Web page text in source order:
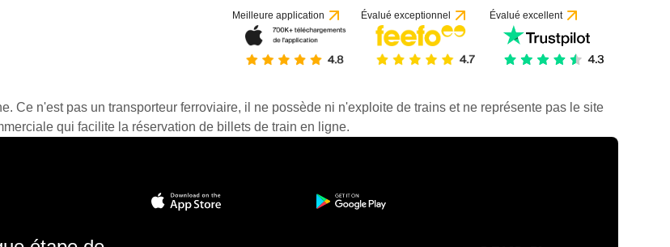
Meilleure application Évalué exceptionnel Évalué excellent
Ce n'est pas un transporteur ferroviaire, il ne possède ni n'exploite de trains et ne représente pas le site
qui facilite la réservation de billets de train en ligne.